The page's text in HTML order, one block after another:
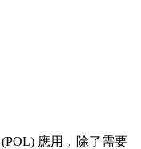
應用，除了需要